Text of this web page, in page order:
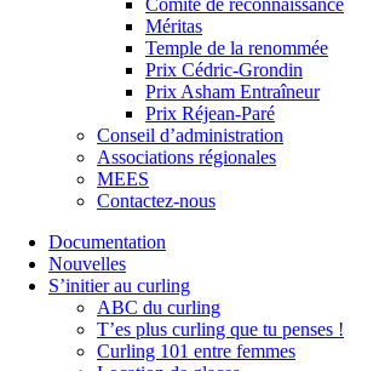
Comité de reconnaissance
Méritas
Temple de la renommée
Prix Cédric-Grondin
Prix Asham Entraîneur
Prix Réjean-Paré
Conseil d’administration
Associations régionales
MEES
Contactez-nous
Documentation
Nouvelles
S’initier au curling
ABC du curling
T’es plus curling que tu penses !
Curling 101 entre femmes